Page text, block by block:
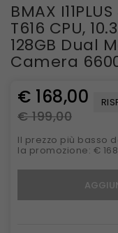
BMAX
T616 CPU,
128GB Dual
Camera
€ 168,00
€ 199,00
Il prezzo più basso
la promozione: €